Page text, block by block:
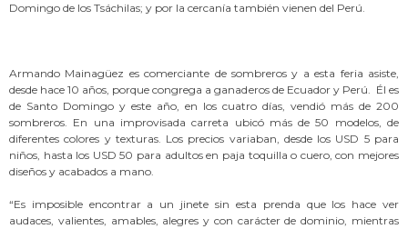
Domingo de los Tsáchilas; y por la cercanía también vienen del Perú.
Armando Mainagüez es comerciante de sombreros y a esta feria asiste,
desde hace 10 años, porque congrega a ganaderos de Ecuador y Perú. Él es
de Santo Domingo y este año, en los cuatro días, vendió más de 200
sombreros. En una improvisada carreta ubicó más de 50 modelos, de
diferentes colores y texturas. Los precios variaban, desde los USD 5 para
niños, hasta los USD 50 para adultos en paja toquilla o cuero, con mejores
diseños y acabados a mano.
“Es imposible encontrar a un jinete sin esta prenda que los hace ver
audaces, valientes, amables, alegres y con carácter de dominio, mientras